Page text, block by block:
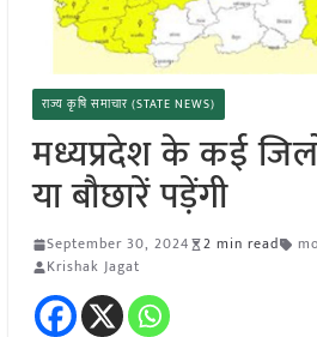
राज्य कृषि समाचार (STATE NEWS)
मध्यप्रदेश के कई
या बौछारें पड़ेंगी
September 30, 2024 2 min read
Krishak Jagat